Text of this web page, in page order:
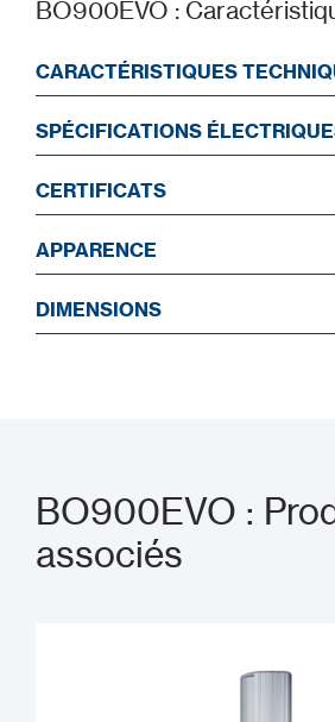
BO900EVO :
CARACTÉRISTIQUES
SPÉCIFICATIONS
CERTIFICATS
APPARENCE
DIMENSIONS
BO900EVO :
associés